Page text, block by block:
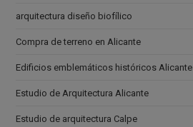
arquitectura diseño biofílico
Compra de terreno en Alicante
Edificios emblemáticos históricos Alicante
Estudio de Arquitectura Alicante
Estudio de arquitectura Calpe